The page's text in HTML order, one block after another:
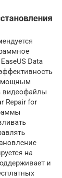
Data
мощным
видеофайлы
Repair for
на
и